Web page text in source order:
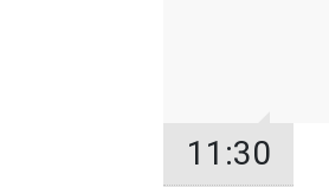
11:30